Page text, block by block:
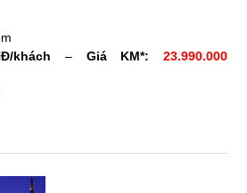
khách – Giá KM*:
23.990.000